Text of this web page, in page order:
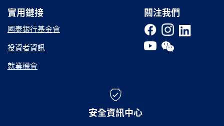
關注我們
實用鏈接
實用鏈接
國泰銀行基金會
投資者資訊
就業機會
安全資訊中心